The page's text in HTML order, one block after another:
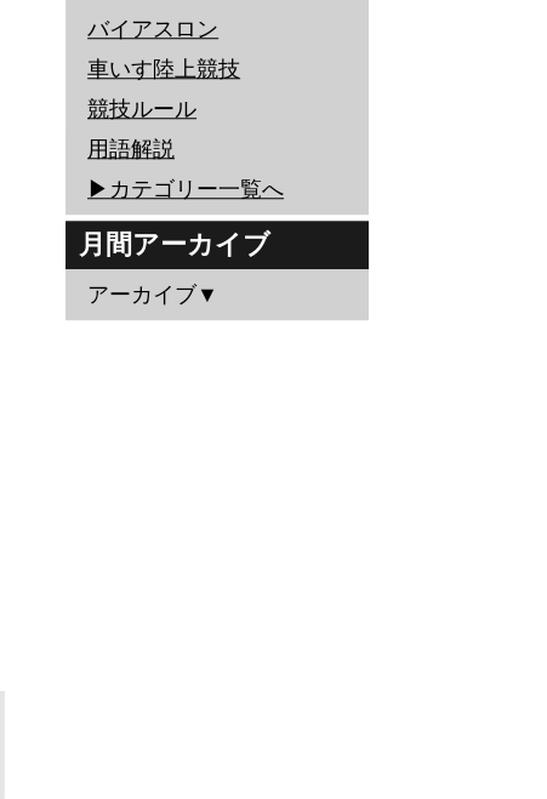
バイアスロン
車いす陸上競技
競技ルール
用語解説
▶︎カテゴリー一覧へ
月間アーカイブ
アーカイブ▼